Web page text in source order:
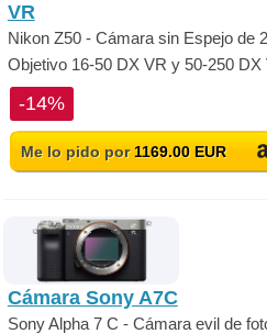
VR
Nikon Z50 - Cámara sin Espejo de
Objetivo 16-50 DX VR y 50-250 DX
-14%
Me lo pido por 1169.00 EUR
Cámara Sony A7C
Sony Alpha 7 C - Cámara evil de